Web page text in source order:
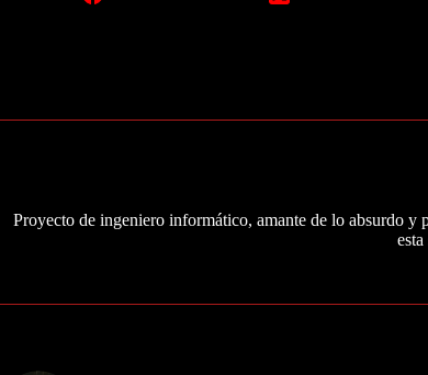
Proyecto de ingeniero informático, amante de lo absurdo y